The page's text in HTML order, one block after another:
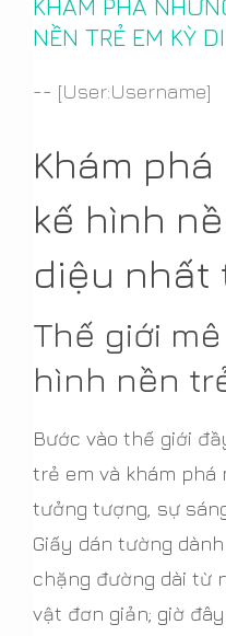
Hình nền được
Kết luận: Biến
KHÁM PHÁ
NỀN TRẺ EM KỲ
-- [User:Username]
Khám
kế hình
diệu nhất
Thế giới
hình nền
Bước vào thế giới
trẻ em và khám
tưởng tượng, sự
Giấy dán tường
chặng đường dài từ
vật đơn giản; giờ